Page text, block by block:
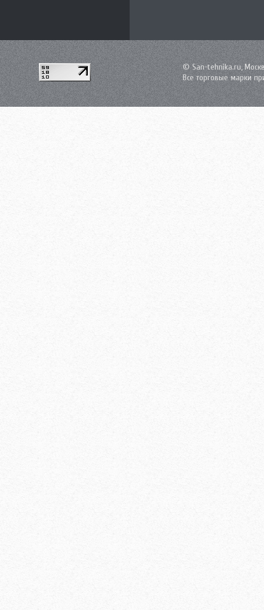
© San-tehnika.ru,
Все торговые марки